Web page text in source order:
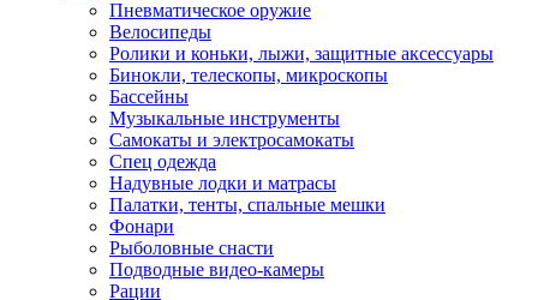
Пневматическое оружие
Велосипеды
Ролики и коньки, лыжи, защитные аксессуары
Бинокли, телескопы, микроскопы
Бассейны
Музыкальные инструменты
Самокаты и электросамокаты
Спец одежда
Надувные лодки и матрасы
Палатки, тенты, спальные мешки
Фонари
Рыболовные снасти
Подводные видео-камеры
Рации